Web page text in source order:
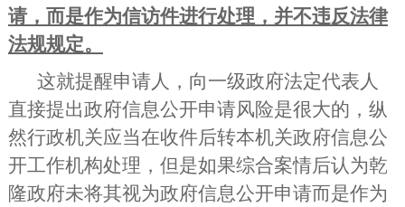
请，而是作为信访件进行处理，并不违反法律
法规规定。
这就提醒申请人，向一级政府法定代表人
直接提出政府信息公开申请风险是很大的，纵
然行政机关应当在收件后转本机关政府信息公
开工作机构处理 ，但是如果综合案情后认为乾
隆政府未将其视为政府信息公开申请而是作为